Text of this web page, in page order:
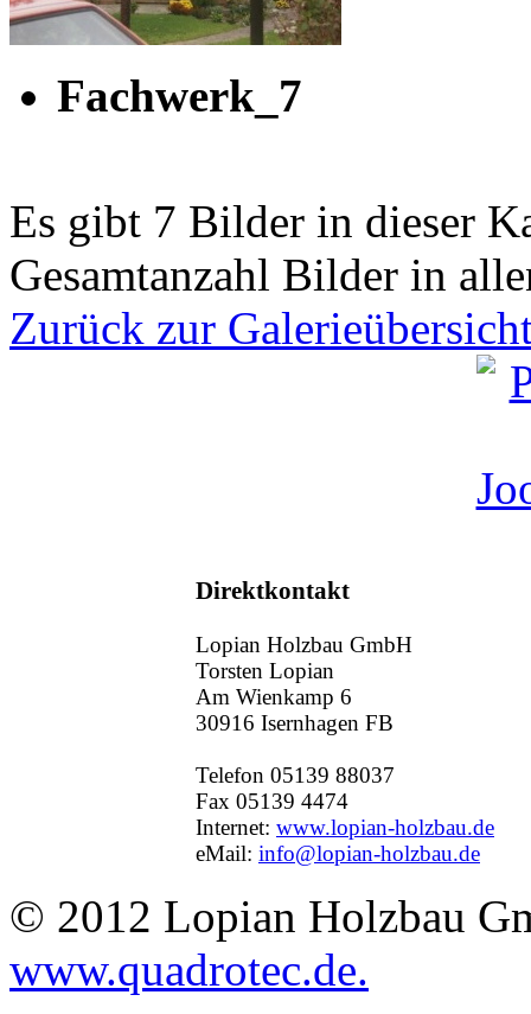
Fachwerk_7
Es gibt 7 Bilder in dieser
Gesamtanzahl Bilder in
Zurück zur
Direktkontakt
Lopian Holzbau GmbH
Torsten Lopian
Am Wienkamp 6
30916 Isernhagen FB
Telefon 05139 88037
Fax 05139 4474
Internet: www.lopian-holzbau.de
eMail: info@lopian-holzbau.de
© 2012 Lopian Holzbau
www.quadrotec.de.